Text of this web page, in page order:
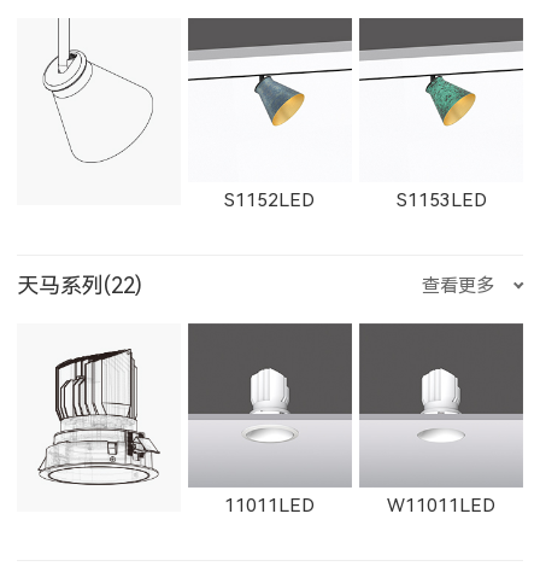
W1767LED
金牛座
狮子座 处女座 天秤座
W1861LED 1862LED W1862LED
W11162LED-S
29012LED 89014LED 59014LED
8906LED 5906LED
S1152LED S1153LED
S1151LED 21151LED 51151LED
天马系列(22) 查看更多
11011LED W11011LED